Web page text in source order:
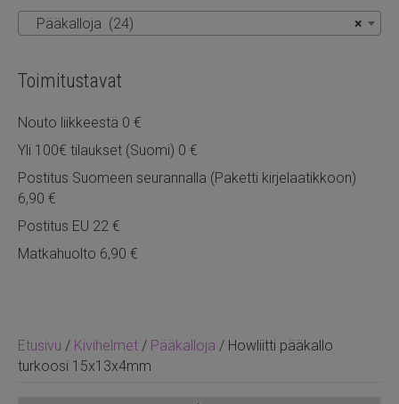
Etusivu / Kivihelmet / Pääkalloja / Howliitti pääkallo
turkoosi 15x13x4mm
×
Pääkalloja (24)
Toimitustavat
Nouto liikkeestä 0 €
Yli 100€ tilaukset (Suomi) 0 €
Postitus Suomeen seurannalla (Paketti kirjelaatikkoon)
6,90 €
Postitus EU 22 €
Matkahuolto 6,90 €